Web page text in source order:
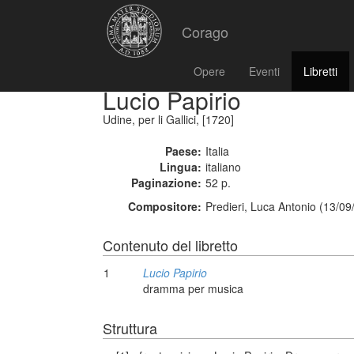
Corago
Opere Eventi Libretti
Lucio Papirio
Udine, per li Gallici, [1720]
Paese: Italia
Lingua: italiano
Paginazione: 52 p.
Compositore: Predieri, Luca Antonio (13/
Contenuto del libretto
1
Lucio Papirio
dramma per musica
Struttura